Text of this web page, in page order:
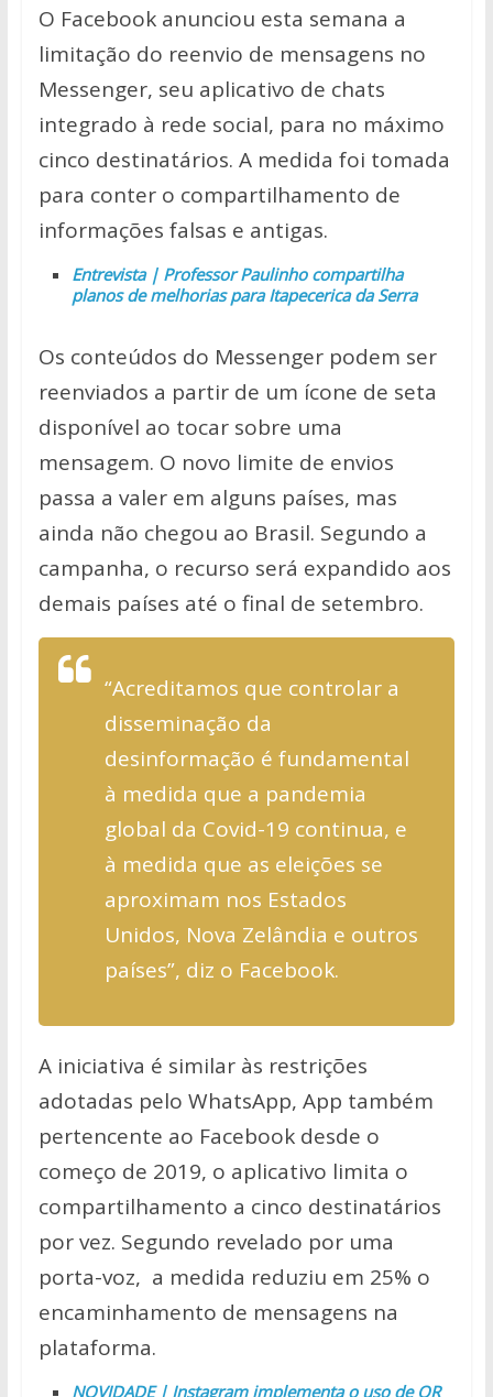
at
s
A
p
p
e
b
o
o
k
itt
er
p
y
Li
n
k
ar
e
O Facebook anunciou esta semana a
limitação do reenvio de mensagens no
Messenger, seu aplicativo de chats
integrado à rede social, para no máximo
cinco destinatários. A medida foi tomada
para conter o compartilhamento de
informações falsas e antigas.
Entrevista | Professor Paulinho compartilha
planos de melhorias para Itapecerica da Serra
Os conteúdos do Messenger podem ser
reenviados a partir de um ícone de seta
disponível ao tocar sobre uma
mensagem. O novo limite de envios
passa a valer em alguns países, mas
ainda não chegou ao Brasil. Segundo a
campanha, o recurso será expandido aos
demais países até o final de setembro.
“Acreditamos que controlar a
disseminação da
desinformação é fundamental
à medida que a pandemia
global da Covid-19 continua, e
à medida que as eleições se
aproximam nos Estados
Unidos, Nova Zelândia e outros
países”, diz o Facebook.
A iniciativa é similar às restrições
adotadas pelo WhatsApp, App também
pertencente ao Facebook desde o
começo de 2019, o aplicativo limita o
compartilhamento a cinco destinatários
por vez. Segundo revelado por uma
porta-voz, a medida reduziu em 25% o
encaminhamento de mensagens na
plataforma.
NOVIDADE | Instagram implementa o uso de QR